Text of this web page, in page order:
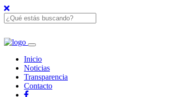
Inicio
Noticias
Transparencia
Contacto